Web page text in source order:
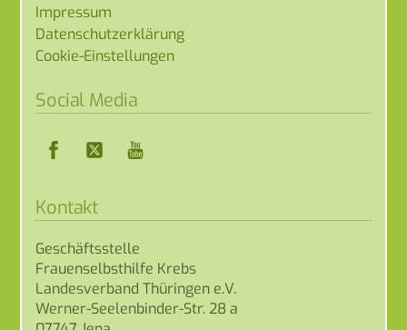
Impressum
Datenschutzerklärung
Cookie-Einstellungen
Social Media
FacebookTwitter
Kontakt
Geschäftsstelle
Frauenselbsthilfe Krebs
Landesverband Thüringen e.V.
Werner-Seelenbinder-Str. 28 a